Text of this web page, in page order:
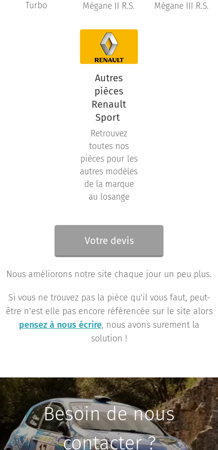
Turbo
Mégane II R.S.
Mégane III R.S.
Autres
pièces
Renault
Sport
Retrouvez
toutes nos
pièces pour les
autres modèles
de la marque
au losange
Votre devis
Nous améliorons notre site chaque jour un peu plus.
Si vous ne trouvez pas la pièce qu'il vous faut, peut-
être n'est elle pas encore référencée sur le site alors
pensez à nous écrire, nous avons surement la
solution !
Besoin de nous
contacter ?